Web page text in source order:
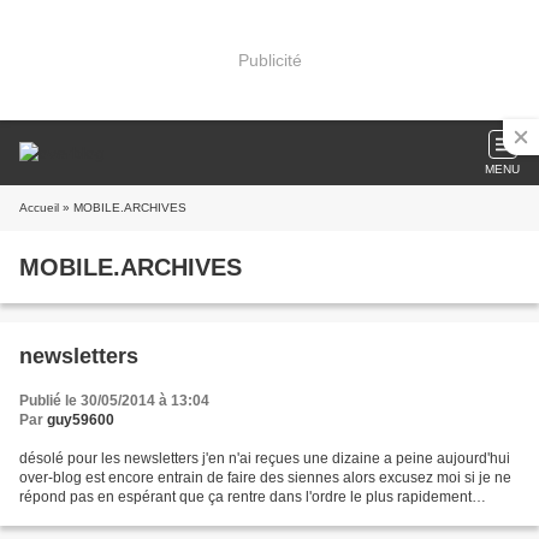
Publicité
MENU
Accueil » MOBILE.ARCHIVES
MOBILE.ARCHIVES
newsletters
Publié le 30/05/2014 à 13:04
Par guy59600
désolé pour les newsletters j'en n'ai reçues une dizaine a peine aujourd'hui
over-blog est encore entrain de faire des siennes alors excusez moi si je ne
répond pas en espérant que ça rentre dans l'ordre le plus rapidement